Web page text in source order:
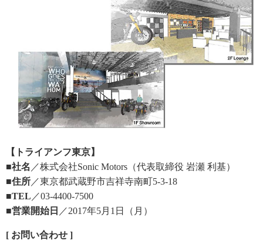
【トライアンフ東京】
■社名 ／株式会社Sonic Motors（代表取締役 岩瀬 利基）
■住所 ／東京都武蔵野市吉祥寺南町5-3-18
■TEL ／03-4400-7500
■営業開始日 ／2017年5月1日（月）
[ お問い合わせ ]